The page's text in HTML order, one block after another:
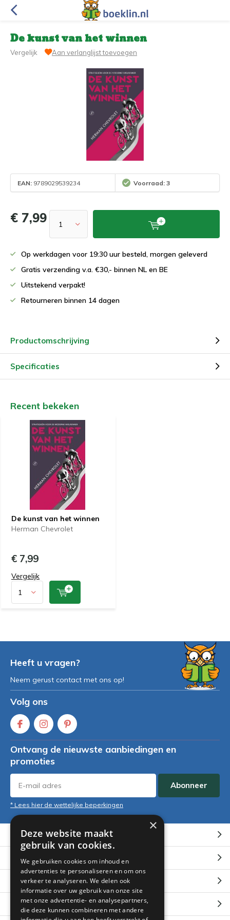
De kunst van het winnen
Vergelijk Aan verlanglijst toevoegen
EAN: 9789029539234 Voorraad: 3
€ 7,99
Op werkdagen voor 19:30 uur besteld, morgen geleverd
Gratis verzending v.a. €30,- binnen NL en BE
Uitstekend verpakt!
Retourneren binnen 14 dagen
Productomschrijving
Specificaties
Recent bekeken
De kunst van het winnen
Herman Chevrolet
€ 7,99
Vergelijk
Heeft u vragen?
Neem gerust contact met ons op!
Volg ons
Ontvang de nieuwste aanbiedingen en
promoties
Abonneer
* Lees hier de wettelijke beperkingen
Klantenservice
Mijn account
Categorieën
Contact
×
Deze website maakt
gebruik van cookies.
We gebruiken cookies om inhoud en
advertenties te personaliseren en om ons
verkeer te analyseren. We delen ook
informatie over uw gebruik van onze site
met onze advertentie- en analysepartners,
die deze kunnen combineren met andere